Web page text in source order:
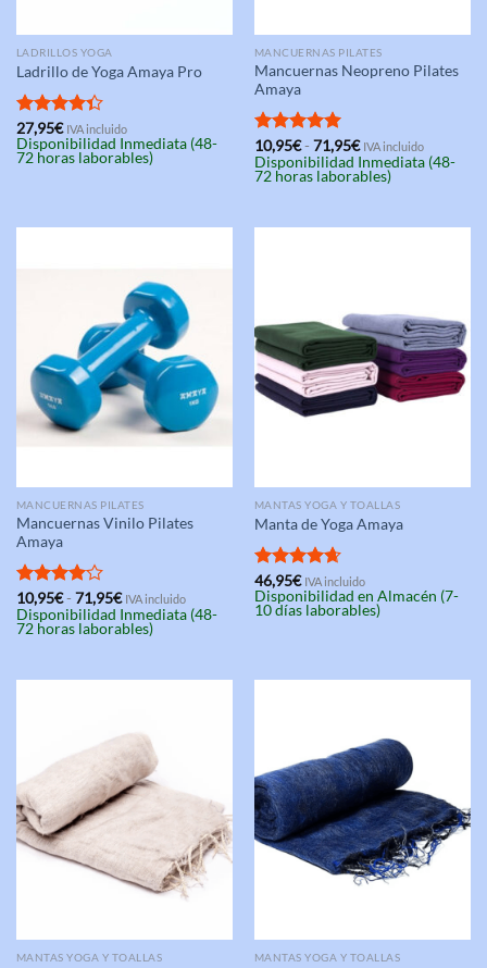
LADRILLOS YOGA
Ladrillo de Yoga Amaya Pro
Valorado
con4.33
de 5
27,95€ IVA incluido
Disponibilidad Inmediata (48-
72 horas laborables)
MANCUERNAS PILATES
Mancuernas Neopreno Pilates
Amaya
Valorado
con5.00
de 5
10,95€ - 71,95€Rango
de
precios:
desde
71,95€
IVA incluido
Disponibilidad Inmediata (48-
72 horas laborables)
MANCUERNAS PILATES
Mancuernas Vinilo Pilates
Amaya
Valorado
con4.00
de 5
10,95€ - 71,95€Rango
de
precios:
desde
71,95€
IVA incluido
Disponibilidad Inmediata (48-
72 horas laborables)
MANTAS YOGA Y TOALLAS
Manta de Yoga Amaya
Valorado
con4.67
de 5
46,95€ IVA incluido
Disponibilidad en Almacén (7-
10 días laborables)
MANTAS YOGA Y TOALLAS MANTAS YOGA Y TOALLAS